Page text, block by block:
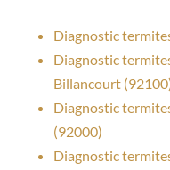
Diagnostic
Diagnostic
Billancourt
Diagnostic
(92000)
Diagnostic